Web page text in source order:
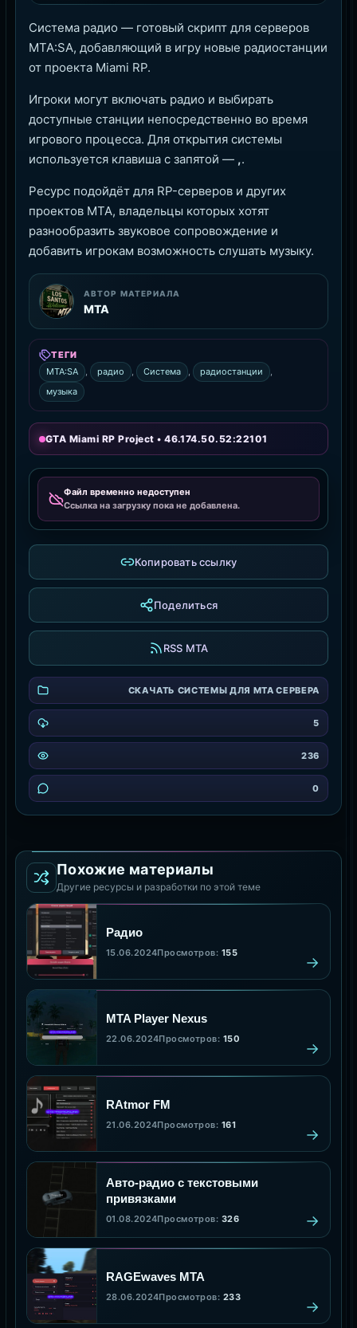
Система радио — готовый скрипт для серверов
MTA:SA, добавляющий в игру новые радиостанции
от проекта Miami RP.
Игроки могут включать радио и выбирать
доступные станции непосредственно во время
игрового процесса. Для открытия системы
используется клавиша с запятой — ,.
Ресурс подойдёт для RP-серверов и других
проектов MTA, владельцы которых хотят
разнообразить звуковое сопровождение и
добавить игрокам возможность слушать музыку.
АВТОР МАТЕРИАЛА
MTA
ТЕГИ
MTA:SA
, радио , Система , радиостанции
,
музыка
GTA Miami RP Project • 46.174.50.52:22101
Файл временно недоступен
Ссылка на загрузку пока не добавлена.
Копировать ссылку
Поделиться
RSS MTA
СКАЧАТЬ СИСТЕМЫ ДЛЯ MTA СЕРВЕРА
5
236
0
Похожие материалы
Другие ресурсы и разработки по этой теме
Радио
15.06.2024Просмотров: 155
MTA Player Nexus
22.06.2024Просмотров: 150
RAtmor FM
21.06.2024Просмотров: 161
Авто-радио с текстовыми
привязками
01.08.2024Просмотров: 326
RAGEwaves MTA
28.06.2024Просмотров: 233